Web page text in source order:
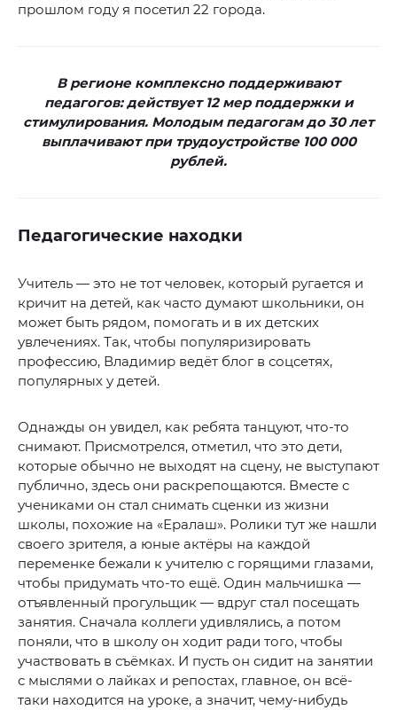
прошлом году я посетил 22 города.
В регионе комплексно поддерживают
педагогов: действует 12 мер поддержки и
стимулирования. Молодым педагогам до 30 лет
выплачивают при трудоустройстве 100 000
рублей.
Педагогические находки
Учитель — это не тот человек, который ругается и
кричит на детей, как часто думают школьники, он
может быть рядом, помогать и в их детских
увлечениях. Так, чтобы популяризировать
профессию, Владимир ведёт блог в соцсетях,
популярных у детей.
Однажды он увидел, как ребята танцуют, что-то
снимают. Присмотрелся, отметил, что это дети,
которые обычно не выходят на сцену, не выступают
публично, здесь они раскрепощаются. Вместе с
учениками он стал снимать сценки из жизни
школы, похожие на «Ералаш». Ролики тут же нашли
своего зрителя, а юные актёры на каждой
переменке бежали к учителю с горящими глазами,
чтобы придумать что-то ещё. Один мальчишка —
отъявленный прогульщик — вдруг стал посещать
занятия. Сначала коллеги удивлялись, а потом
поняли, что в школу он ходит ради того, чтобы
участвовать в съёмках. И пусть он сидит на занятии
с мыслями о лайках и репостах, главное, он всё-
таки находится на уроке, а значит, чему-нибудь